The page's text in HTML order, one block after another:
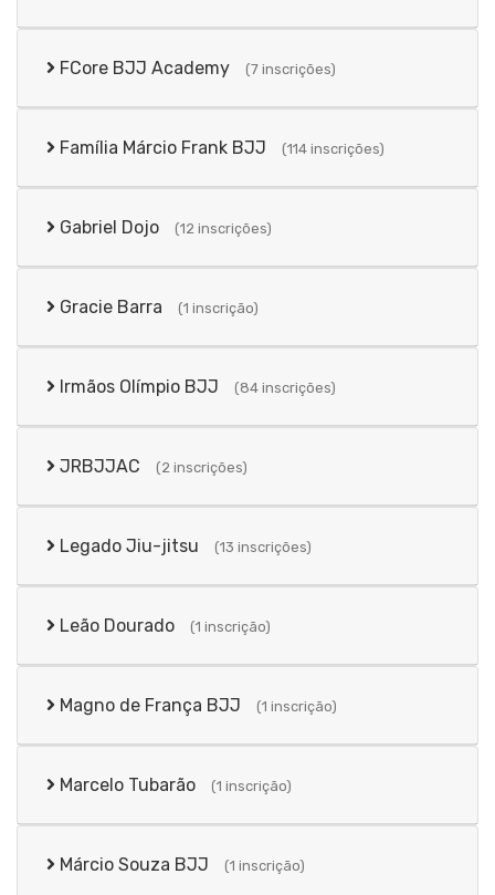
FCore BJJ Academy (7 inscrições)
Família Márcio Frank BJJ (114 inscrições)
Gabriel Dojo (12 inscrições)
Gracie Barra (1 inscrição)
Irmãos Olímpio BJJ (84 inscrições)
JRBJJAC (2 inscrições)
Legado Jiu-jitsu (13 inscrições)
Leão Dourado (1 inscrição)
Magno de França BJJ (1 inscrição)
Marcelo Tubarão (1 inscrição)
Márcio Souza BJJ (1 inscrição)